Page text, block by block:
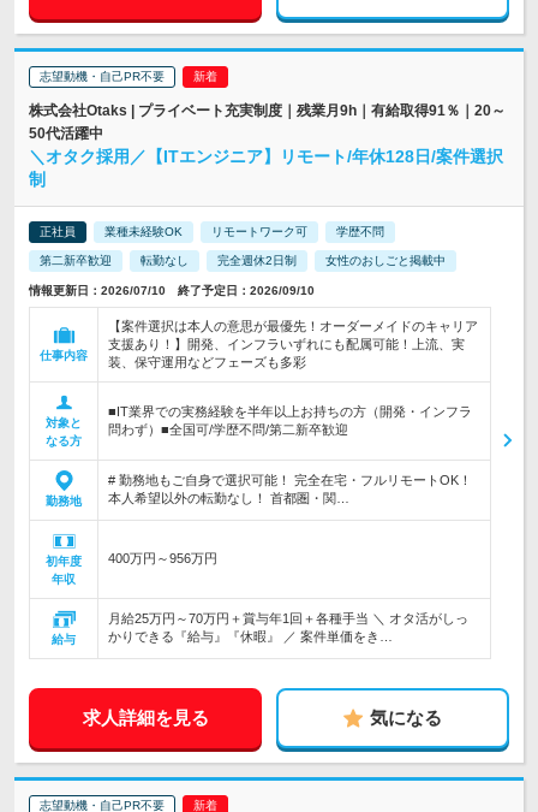
志望動機・自己PR不要
株式会社Otaks | プライベート充実制度｜残業月9h｜有給取得91％｜20～
50代活躍中
＼オタク採用／【ITエンジニア】リモート/年休128日/案件選択
制
正社員 業種未経験OK リモートワーク可 学歴不問
第二新卒歓迎 転勤なし 完全週休2日制 女性のおしごと掲載中
情報更新日：2026/07/10 終了予定日：2026/09/10
仕事内容
【案件選択は本人の意思が最優先！オーダーメイドのキャリア
支援あり！】開発、インフラいずれにも配属可能！上流、実
装、保守運用などフェーズも多彩
対象と
なる方
■IT業界での実務経験を半年以上お持ちの方（開発・インフラ
問わず）■全国可/学歴不問/第二新卒歓迎
勤務地
# 勤務地もご自身で選択可能！ 完全在宅・フルリモートOK！
本人希望以外の転勤なし！ 首都圏・関…
初年度
年収
400万円～956万円
給与
月給25万円～70万円＋賞与年1回＋各種手当 ＼ オタ活がしっ
かりできる『給与』『休暇』 ／ 案件単価をき…
求人詳細を見る 気になる
志望動機・自己PR不要